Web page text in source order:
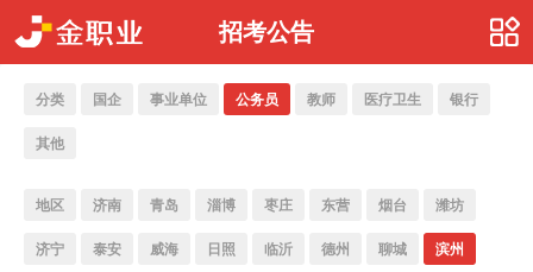
招考公告
分类 国企 事业单位 公务员 教师 医疗卫生 银行
其他
地区 济南 青岛 淄博 枣庄 东营 烟台 潍坊
济宁 泰安 威海 日照 临沂 德州 聊城 滨州